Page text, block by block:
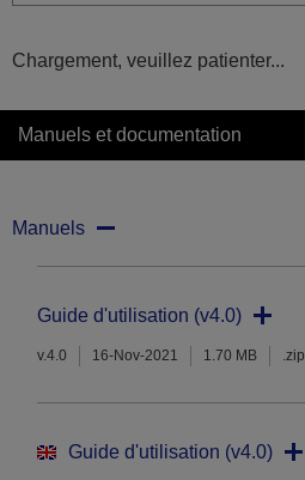
Chargement, veuillez patienter...
Manuels et documentation
Manuels
Guide d'utilisation (v4.0)
v.4.0 16-Nov-2021 1.70 MB .zip
Guide d'utilisation (v4.0)